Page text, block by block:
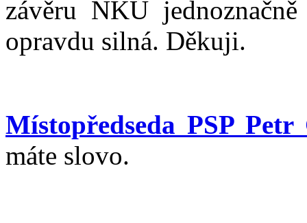
závěru NKÚ
opravdu silná. Děkuji.
Místopředseda PSP Petr
máte slovo.